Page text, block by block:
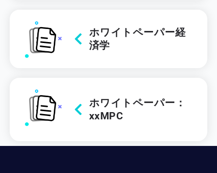
ホワイトペーパー経
済学
ホワイトペーパー：
xxMPC